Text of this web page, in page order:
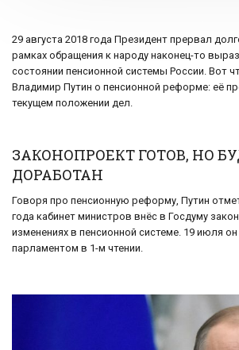
29 августа 2018 года Президент прервал
рамках обращения к народу наконец-то
состоянии пенсионной системы России. Вот
Владимир Путин о пенсионной реформе: её
текущем положении дел.
ЗАКОНОПРОЕКТ ГОТОВ, НО
ДОРАБОТАН
Говоря про пенсионную реформу, Путин
года кабинет министров внёс в Госдуму
изменениях в пенсионной системе. 19 июля
парламентом в 1-м чтении.